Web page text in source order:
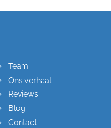
Team
Ons verhaal
Reviews
Blog
Contact